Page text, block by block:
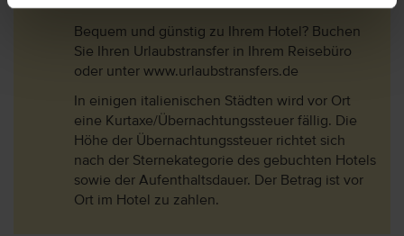
Bequem und günstig zu Ihrem Hotel? Buchen
Sie Ihren Urlaubstransfer in Ihrem Reisebüro
oder unter www.urlaubstransfers.de
In einigen italienischen Städten wird vor Ort
eine Kurtaxe/Übernachtungssteuer fällig. Die
Höhe der Übernachtungssteuer richtet sich
nach der Sternekategorie des gebuchten Hotels
sowie der Aufenthaltsdauer. Der Betrag ist vor
Ort im Hotel zu zahlen.